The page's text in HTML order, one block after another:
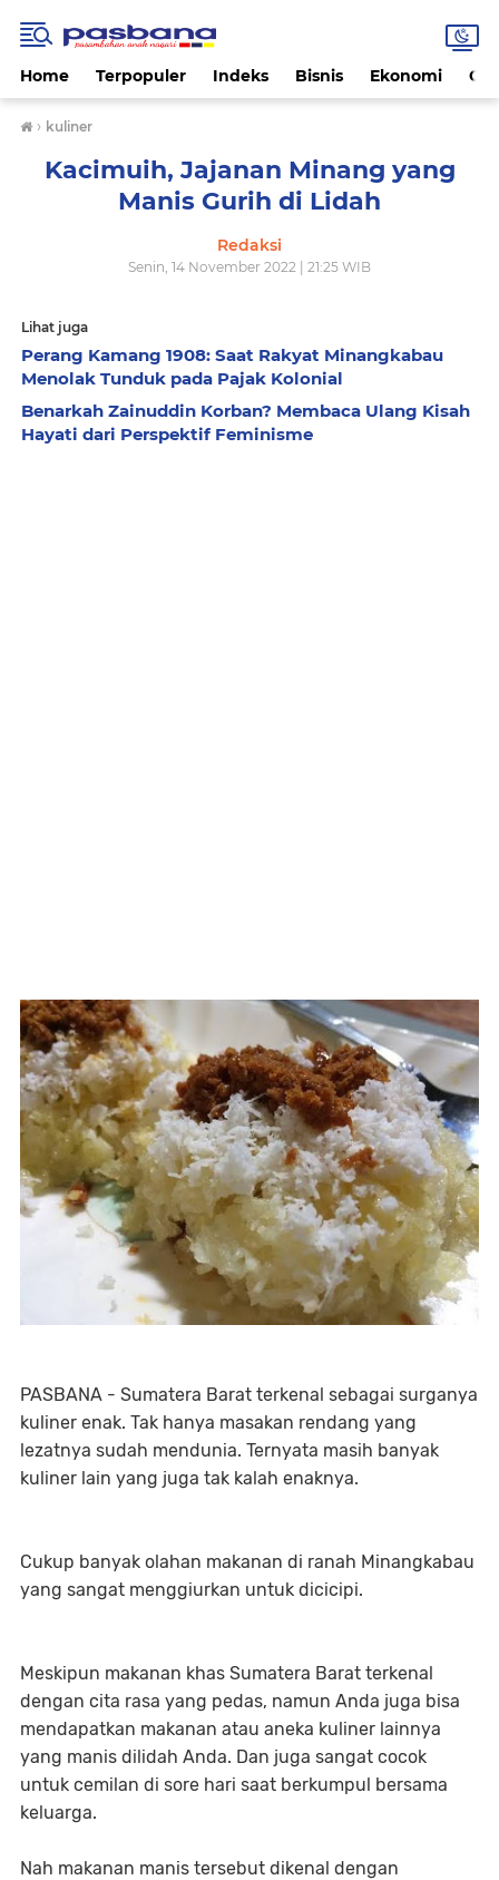
Home Terpopuler Indeks Bisnis Ekonomi
› kuliner
Kacimuih, Jajanan Minang yang
Manis Gurih di Lidah
Redaksi
Senin, 14 November 2022 | 21:25 WIB
Lihat juga
Perang Kamang 1908: Saat Rakyat Minangkabau
Menolak Tunduk pada Pajak Kolonial
Benarkah Zainuddin Korban? Membaca Ulang Kisah
Hayati dari Perspektif Feminisme
PASBANA - Sumatera Barat terkenal sebagai surganya
kuliner enak. Tak hanya masakan rendang yang
lezatnya sudah mendunia. Ternyata masih banyak
kuliner lain yang juga tak kalah enaknya.
Cukup banyak olahan makanan di ranah Minangkabau
yang sangat menggiurkan untuk dicicipi.
Meskipun makanan khas Sumatera Barat terkenal
dengan cita rasa yang pedas, namun Anda juga bisa
mendapatkan makanan atau aneka kuliner lainnya
yang manis dilidah Anda. Dan juga sangat cocok
untuk cemilan di sore hari saat berkumpul bersama
keluarga.
Nah makanan manis tersebut dikenal dengan